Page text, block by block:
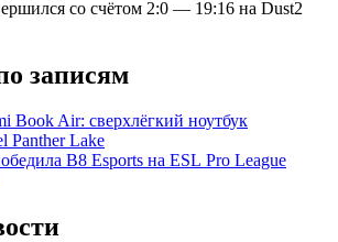
со счётом 2:0 — 19:16 на Dust2
записям
Book Air: сверхлёгкий ноутбук
Panther Lake
B8 Esports на ESL Pro League